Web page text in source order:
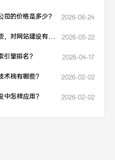
司的价格是多少？ 2026-06-24
，对网站建设有
2026-05-22
引擎排名？ 2026-04-17
术栈有哪些？ 2026-02-02
中怎样应用？ 2026-02-02